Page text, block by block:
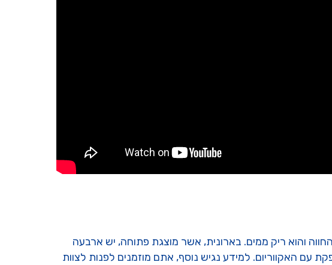
2 מטר. האקווריום נמצא בחנות החווה והוא ריק ממים. בארונית, אשר מוצגת פתוחה, יש ארבעה
האקווריום. למידע נגיש נוסף, אתם מוזמנים לפנות לצוות